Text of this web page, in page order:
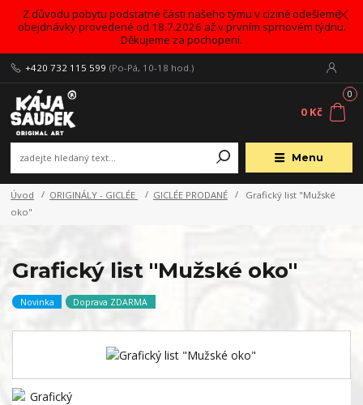
Z důvodu pobytu podstatné části našeho týmu v cizině odešleme
obejdnávky provedené od 18.7.2026 až v prvním sprnovém týdnu.
Děkujeme za pochopení.
Menu
+420 732 115 599 (Po-Pá, 10-18 hod.)
0
0 Kč
Úvod ORIGINÁLY - GICLÉE GICLÉE PRODANÉ
Grafický list "Mužské
oko"
Grafický list "Mužské oko"
Novinka Doprava ZDARMA